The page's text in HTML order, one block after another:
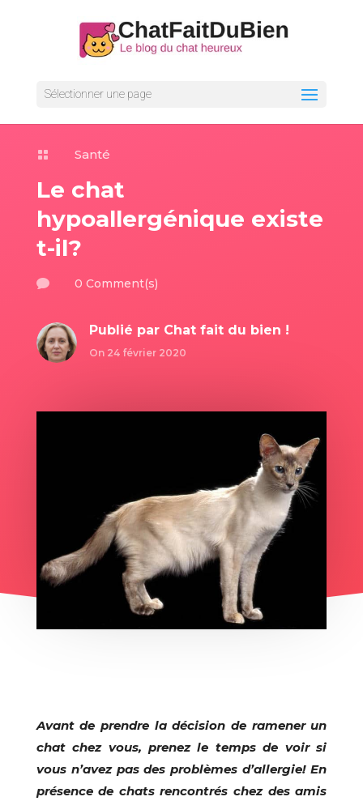
Sélectionner une page
 Santé
Le chat
hypoallergénique existe
t-il?
 0 Comment(s)
Publié par Chat fait du bien !
On 24 février 2020
Avant de prendre la décision de ramener un
chat chez vous, prenez le temps de voir si
vous n’avez pas des problèmes d’allergie!En
présence de chats rencontrés chez des amis